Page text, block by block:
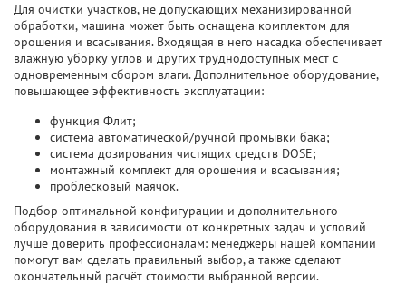
Для очистки участков, не допускающих механизированной
обработки, машина может быть оснащена комплектом для
орошения и всасывания. Входящая в него насадка обеспечивает
влажную уборку углов и других труднодоступных мест с
одновременным сбором влаги. Дополнительное оборудование,
повышающее эффективность эксплуатации:
функция Флит;
система автоматической/ручной промывки бака;
система дозирования чистящих средств DOSE;
монтажный комплект для орошения и всасывания;
проблесковый маячок.
Подбор оптимальной конфигурации и дополнительного
оборудования в зависимости от конкретных задач и условий
лучше доверить профессионалам: менеджеры нашей компании
помогут вам сделать правильный выбор, а также сделают
окончательный расчёт стоимости выбранной версии.